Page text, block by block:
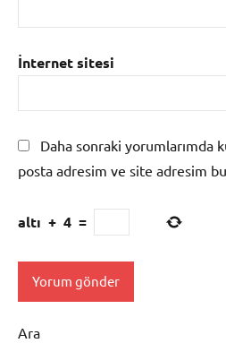
İnternet sitesi
Daha sonraki yorumlarımda
posta adresim ve site adresim bu
altı + 4 =
Ara